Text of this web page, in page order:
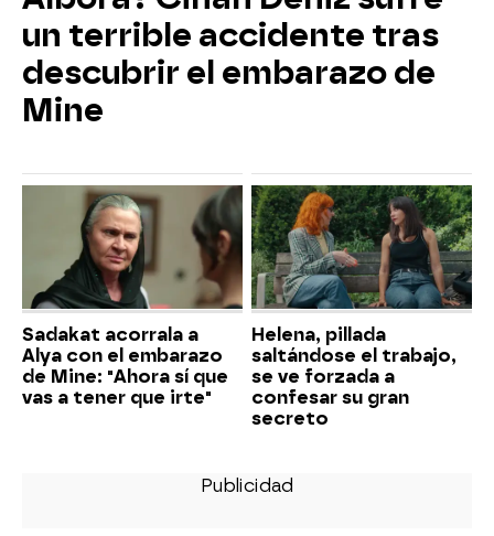
un terrible accidente tras
descubrir el embarazo de
Mine
Sadakat acorrala a
Alya con el embarazo
de Mine: "Ahora sí que
vas a tener que irte"
Helena, pillada
saltándose el trabajo,
se ve forzada a
confesar su gran
secreto